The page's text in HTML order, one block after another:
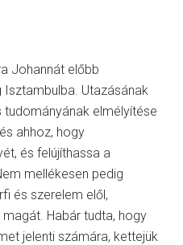
Johannát előbb
Isztambulba. Utazásának
elmélyítése
ahhoz, hogy
és felújíthassa a
mellékesen pedig
és szerelem elől,
Habár tudta, hogy
jelenti számára, kettejük